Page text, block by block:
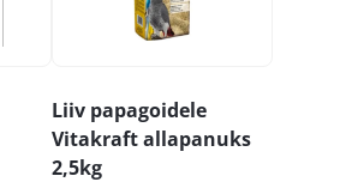
Liiv papagoidele
Vitakraft allapanuks
2,5kg